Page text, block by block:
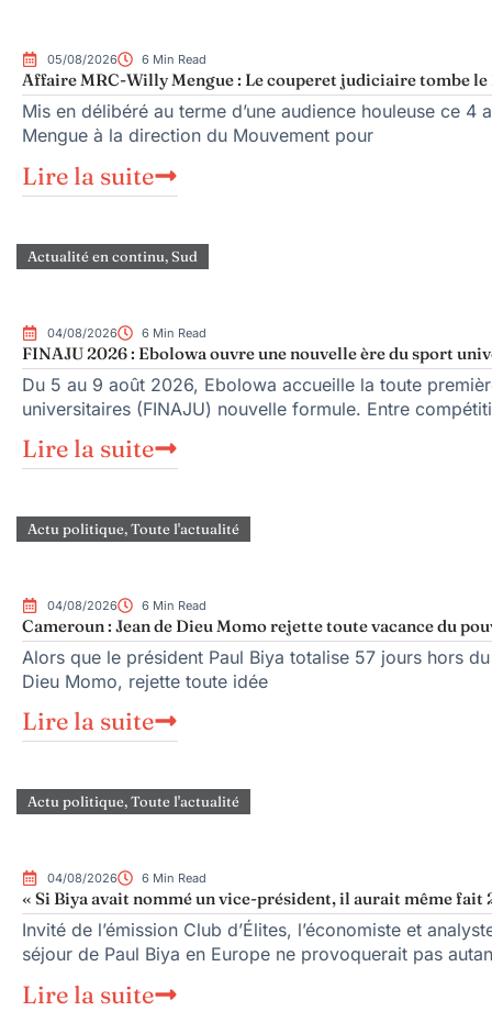
05/08/2026 6 Min Read
Affaire MRC-Willy Mengue : Le couperet judiciaire tombe le
Mis en délibéré au terme d’une audience houleuse ce
Mengue à la direction du Mouvement pour
Lire la suite
Actualité en continu,Sud
04/08/2026 6 Min Read
FINAJU 2026 : Ebolowa ouvre une nouvelle ère du sport
Du 5 au 9 août 2026, Ebolowa accueille la toute
universitaires (FINAJU) nouvelle formule. Entre
Lire la suite
Actu politique,Toute l'actualité
04/08/2026 6 Min Read
Cameroun : Jean de Dieu Momo rejette toute vacance du
Alors que le président Paul Biya totalise 57 jours hors
Dieu Momo, rejette toute idée
Lire la suite
Actu politique,Toute l'actualité
04/08/2026 6 Min Read
« Si Biya avait nommé un vice-président, il aurait même fait
Invité de l’émission Club d’Élites, l’économiste et
séjour de Paul Biya en Europe ne provoquerait pas
Lire la suite